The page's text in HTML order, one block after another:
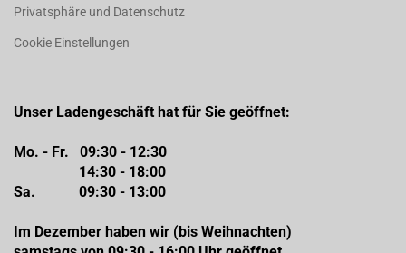
Privatsphäre und Datenschutz
Cookie Einstellungen
Unser Ladengeschäft hat für Sie geöffnet:
Mo. - Fr. 09:30 - 12:30
14:30 - 18:00
Sa. 09:30 - 13:00
Im Dezember haben wir (bis Weihnachten)